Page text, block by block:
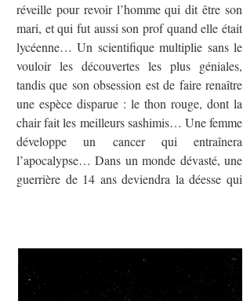
réveille pour revoir l’homme qui dit être son
mari, et qui fut aussi son prof quand elle était
lycéenne… Un scientifique multiplie sans le
vouloir les découvertes les plus géniales,
tandis que son obsession est de faire renaître
une espèce disparue : le thon rouge, dont la
chair fait les meilleurs sashimis… Une femme
développe un cancer qui entraînera
l’apocalypse… Dans un monde dévasté, une
guerrière de 14 ans deviendra la déesse qui